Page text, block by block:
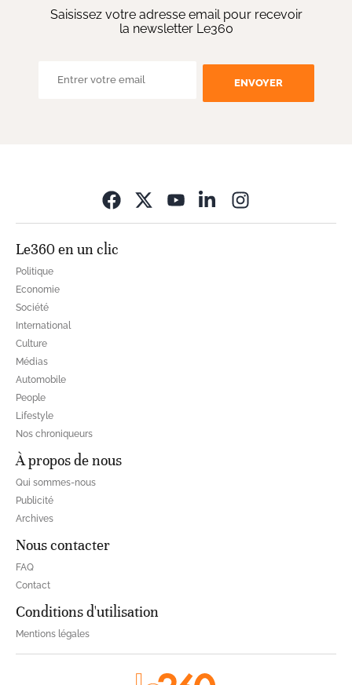
Saisissez votre adresse email pour recevoir
la newsletter Le360
ENVOYER
Le360 en un clic
Politique
Economie
Société
International
Culture
Médias
Automobile
People
Lifestyle
Nos chroniqueurs
À propos de nous
Qui sommes-nous
Publicité
Archives
Nous contacter
FAQ
Contact
Conditions d'utilisation
Mentions légales